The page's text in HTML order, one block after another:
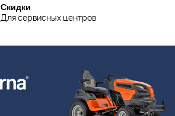
Скидки
Для сервисных центров